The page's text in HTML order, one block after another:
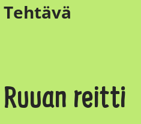
Tehtävä
Ruuan reitti